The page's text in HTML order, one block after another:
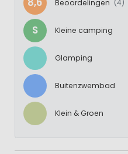
Beoordelingen (4)
S Kleine camping
Glamping
Buitenzwembad
Klein & Groen